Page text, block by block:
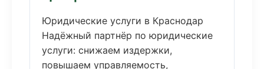
Юридические услуги в Краснодар
Надёжный партнёр по юридические
услуги: снижаем издержки,
повышаем управляемость,